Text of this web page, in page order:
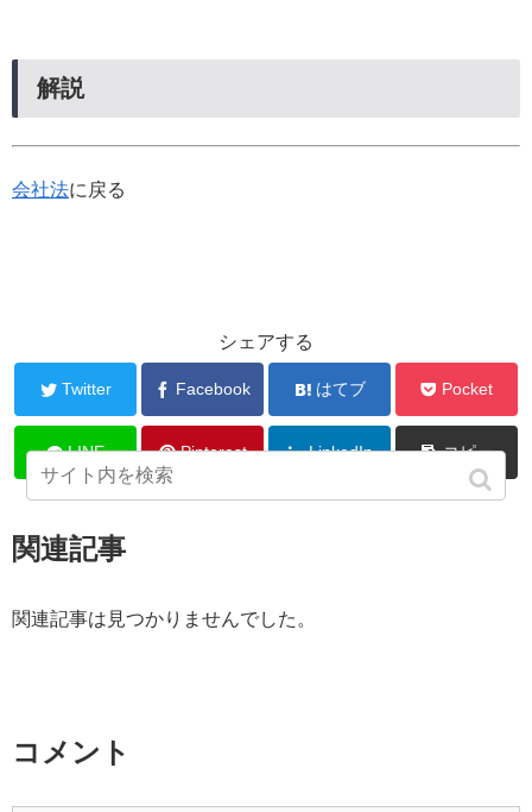
解説
会社法に戻る
シェアする
Twitter Facebook はてブ Pocket
LINE Pinterest LinkedIn コピー
関連記事
関連記事は見つかりませんでした。
コメント